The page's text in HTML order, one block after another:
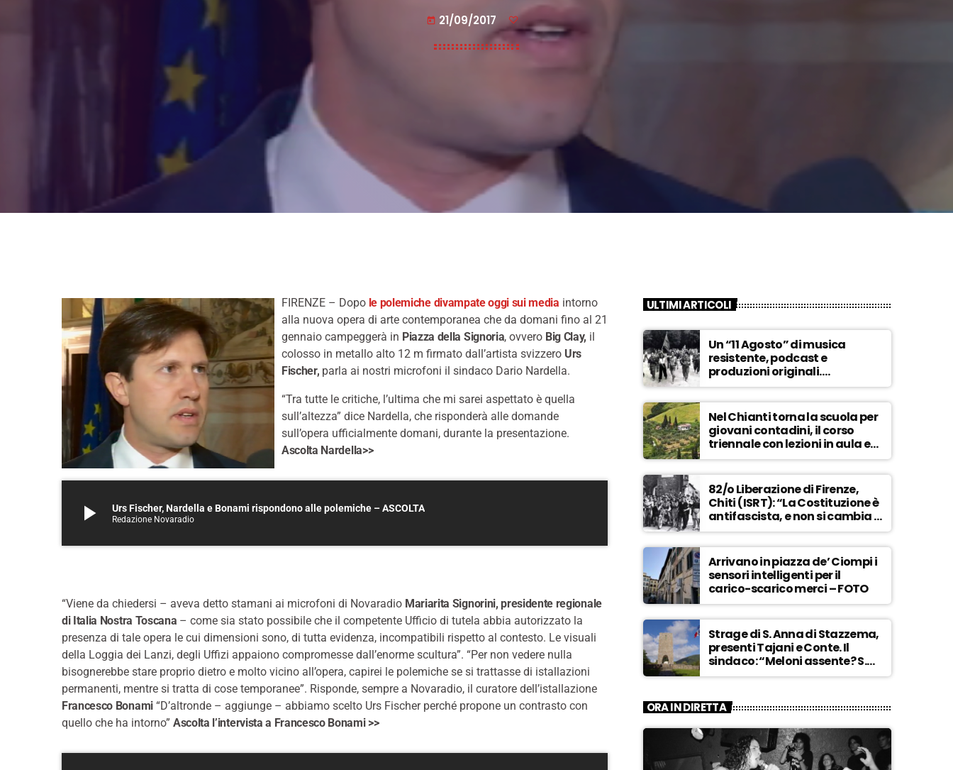
today 21/09/2017
FIRENZE – Dopo le polemiche divampate oggi sui media intorno
alla nuova opera di arte contemporanea che da domani fino al 21
gennaio campeggerà in Piazza della Signoria, ovvero Big Clay, il
colosso in metallo alto 12 m firmato dall’artista svizzero Urs
Fischer, parla ai nostri microfoni il sindaco Dario Nardella.
“Tra tutte le critiche, l’ultima che mi sarei aspettato è quella
sull’altezza” dice Nardella, che risponderà alle domande
sull’opera ufficialmente domani, durante la presentazione.
Ascolta Nardella>>
play_arrow Urs Fischer, Nardella e Bonami rispondono alle polemiche – ASCOLTA
Redazione Novaradio
“Viene da chiedersi – aveva detto stamani ai microfoni di Novaradio Mariarita Signorini, presidente regionale
di Italia Nostra Toscana – come sia stato possibile che il competente Ufficio di tutela abbia autorizzato la
presenza di tale opera le cui dimensioni sono, di tutta evidenza, incompatibili rispetto al contesto. Le visuali
della Loggia dei Lanzi, degli Uffizi appaiono compromesse dall’enorme scultura”. “Per non vedere nulla
bisognerebbe stare proprio dietro e molto vicino all’opera, capirei le polemiche se si trattasse di istallazioni
permanenti, mentre si tratta di cose temporanee”. Risponde, sempre a Novaradio, il curatore dell’istallazione
Francesco Bonami“D’altronde – aggiunge – abbiamo scelto Urs Fischer perché propone un contrasto con
quello che ha intorno” Ascolta l’intervista a Francesco Bonami >>
ULTIMI ARTICOLI
Un “11 Agosto” di musica
resistente, podcast e
produzioni originali.
Novaradio festeggia in onda
la Liberazione di Firenze
Nel Chianti torna la scuola per
giovani contadini, il corso
triennale con lezioni in aula e
tra i campi – ASCOLTA
82/o Liberazione di Firenze,
Chiti (ISRT): “La Costituzione è
antifascista, e non si cambia a
maggioranza” – ASCOLTA
Arrivano in piazza de’ Ciompi i
sensori intelligenti per il
carico-scarico merci – FOTO
Strage di S. Anna di Stazzema,
presenti Tajani e Conte. Il
sindaco: “Meloni assente? S.
Anna aperta tutto l’anno…” –
ORA IN DIRETTA